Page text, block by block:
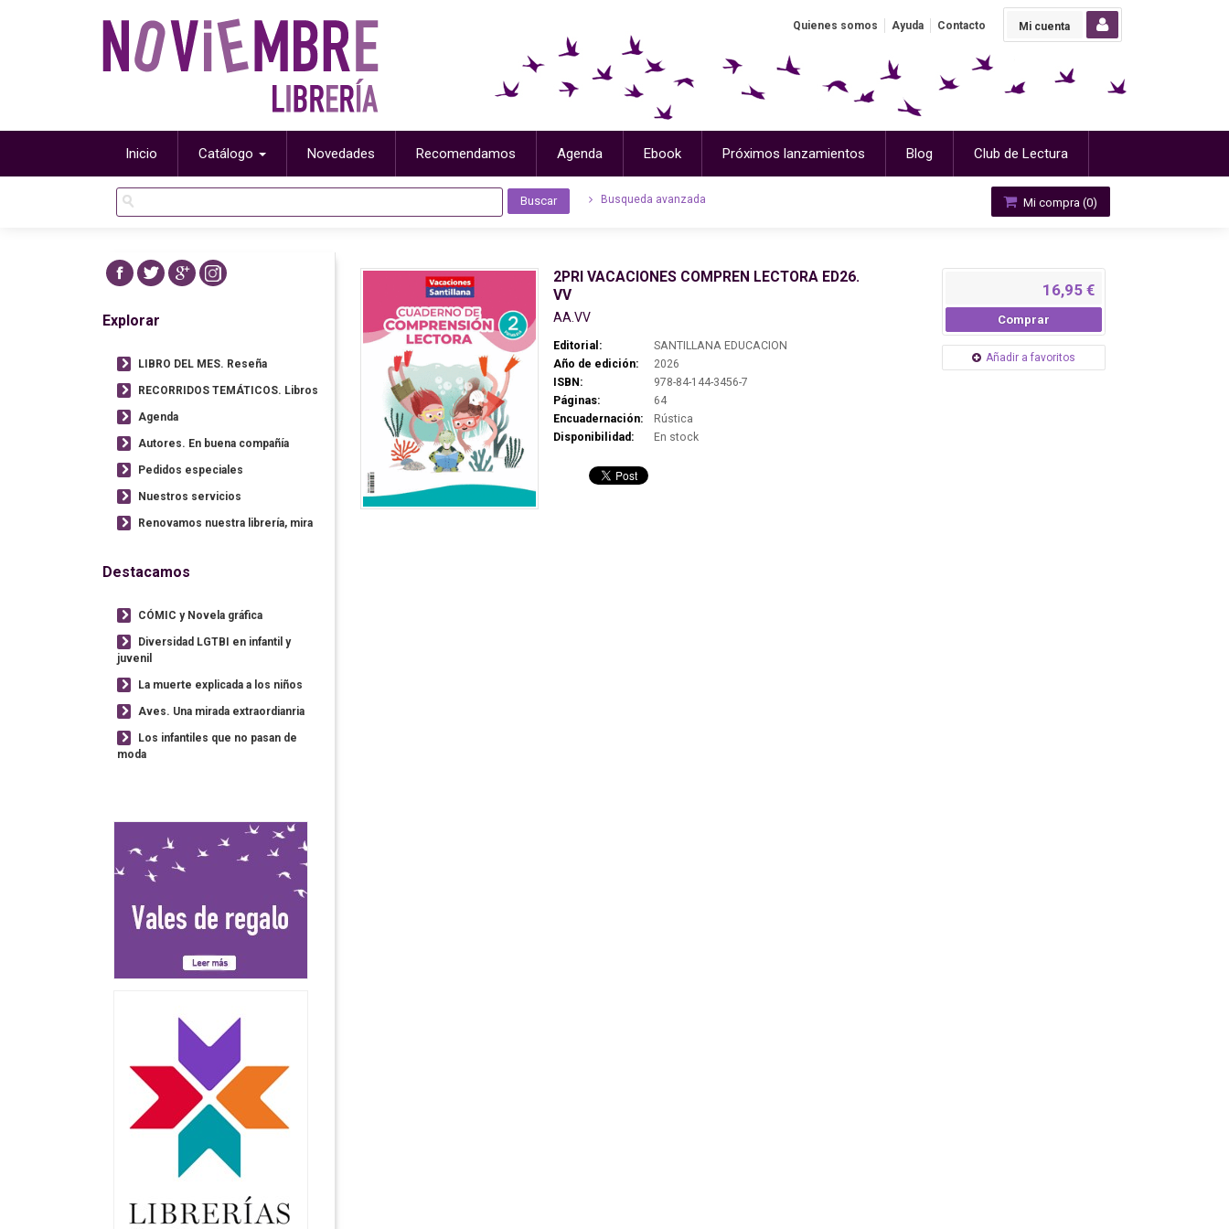
Mi cuenta
Quienes somos Ayuda Contacto
Inicio Catálogo Novedades Recomendamos Agenda Ebook Próximos lanzamientos Blog Club de Lectura
Busqueda avanzada Mi compra (0)
2PRI VACACIONES COMPREN LECTORA ED26.
VV
AA.VV
Editorial:
SANTILLANA EDUCACION
Año de edición:
2026
ISBN:
978-84-144-3456-7
Páginas:
64
Encuadernación:
Rústica
Disponibilidad:
En stock
16,95 €
Comprar
Añadir a favoritos
Explorar
LIBRO DEL MES. Reseña
RECORRIDOS TEMÁTICOS. Libros
Agenda
Autores. En buena compañía
Pedidos especiales
Nuestros servicios
Renovamos nuestra librería, mira
Destacamos
CÓMIC y Novela gráfica
Diversidad LGTBI en infantil y
juvenil
La muerte explicada a los niños
Aves. Una mirada extraordianria
Los infantiles que no pasan de
moda